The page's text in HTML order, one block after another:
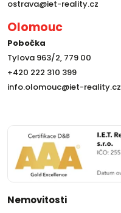
ostrava@iet-reality.cz
Olomouc
Pobočka
Tylova 963/2, 779 00
+420 222 310 399
info.olomouc@iet-reality.cz
Nemovitosti